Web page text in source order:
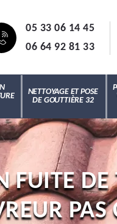
05 33 06 14 45
06 64 92 81 33
NETTOYAGE ET POSE
DE GOUTTIÈRE 32
FUITE
PAS